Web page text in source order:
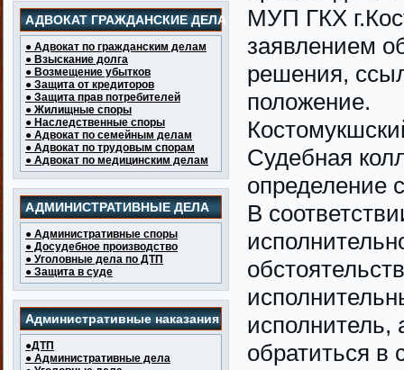
АДВОКАТ ГРАЖДАНСКИЕ ДЕЛА
● Адвокат по гражданским делам
● Взыскание долга
● Возмещение убытков
● Защита от кредиторов
● Защита прав потребителей
● Жилищные споры
● Наследственные споры
● Адвокат по семейным делам
● Адвокат по трудовым спорам
● Адвокат по медицинским делам
АДМИНИСТРАТИВНЫЕ ДЕЛА
● Административные споры
● Досудебное производство
● Уголовные дела по ДТП
● Защита в суде
Административные наказания
●ДТП
● Административные дела
МУП ГКХ
заявлением
решения,
положение.
Судебная
определение
В
исполнитель,
обратиться в